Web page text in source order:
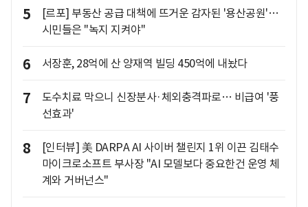
5
[르포] 부동산 공급 대책에 뜨거운 감자된 '용산공원'…
시민들은 "녹지 지켜야"
6 서장훈, 28억에 산 양재역 빌딩 450억에 내놨다
7
도수치료 막으니 신장분사·체외충격파로… 비급여 '풍
선효과'
8
[인터뷰] 美 DARPA AI 사이버 챌린지 1위 이끈 김태수
마이크로소프트 부사장 "AI 모델보다 중요한건 운영 체
계와 거버넌스"